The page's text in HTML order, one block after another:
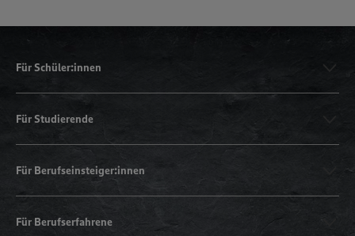
Für Schüler:innen
Für Studierende
Für Berufseinsteiger:innen
Für Berufserfahrene